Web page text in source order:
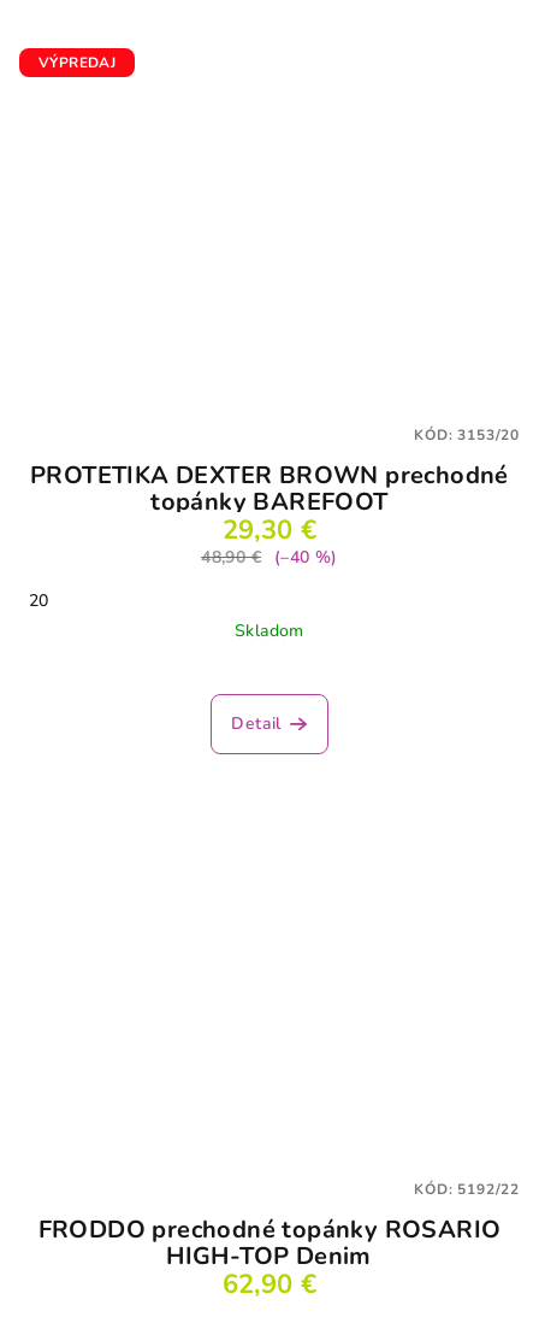
VÝPREDAJ
PROTETIKA DEXTER BROWN prechodné
topánky BAREFOOT
29,30 €
48,90 €
(–40 %)
20
Skladom
Detail
KÓD:3153/20
FRODDO prechodné topánky ROSARIO
HIGH-TOP Denim
62,90 €
KÓD: 5192/22